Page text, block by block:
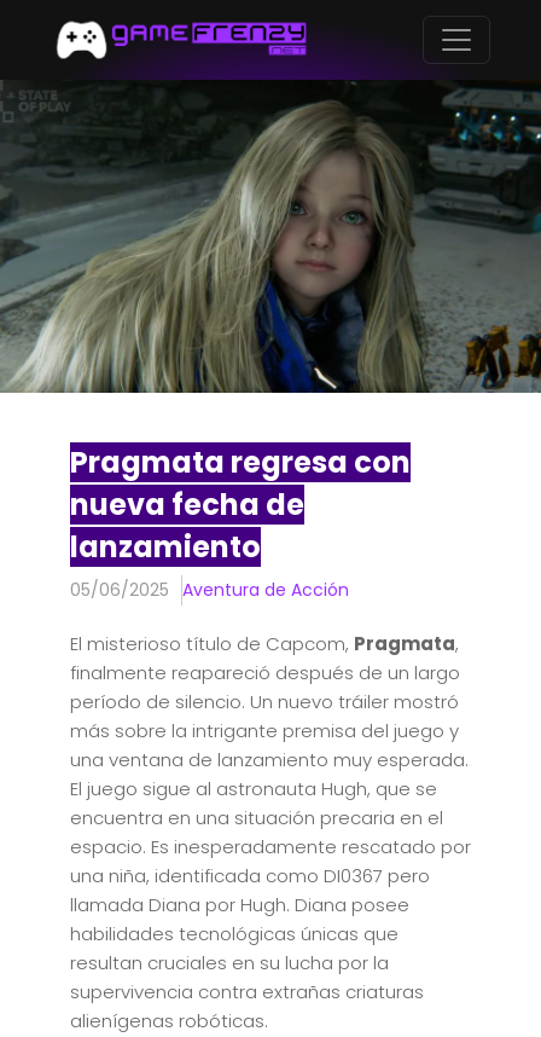
Pragmata regresa con
nueva fecha de
lanzamiento
05/06/2025 Aventura de Acción
El misterioso título de Capcom, Pragmata,
finalmente reapareció después de un largo
período de silencio. Un nuevo tráiler mostró
más sobre la intrigante premisa del juego y
una ventana de lanzamiento muy esperada.
El juego sigue al astronauta Hugh, que se
encuentra en una situación precaria en el
espacio. Es inesperadamente rescatado por
una niña, identificada como DI0367 pero
llamada Diana por Hugh. Diana posee
habilidades tecnológicas únicas que
resultan cruciales en su lucha por la
supervivencia contra extrañas criaturas
alienígenas robóticas.